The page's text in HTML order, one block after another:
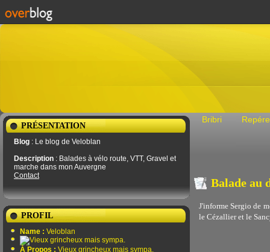
PRÉSENTATION
Blog : Le blog de Veloblan
Description : Balades à vélo route, VTT, Gravel et
marche dans mon Auvergne
Contact
PROFIL
Name : Veloblan
À Propos : Vieux grincheux mais sympa.
Bribri
Balade au
J'informe Sergio de
le Cézallier et le